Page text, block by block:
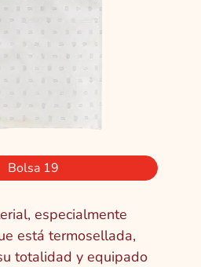
Bolsa 19
especialmente
está termosellada,
totalidad y equipado